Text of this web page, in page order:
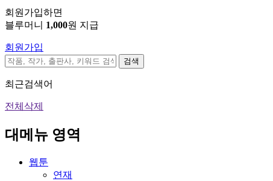
회원가입하면
블루머니 1,000원 지급
회원가입
검색
최근검색어
전체삭제
대메뉴 영역
웹툰
연재